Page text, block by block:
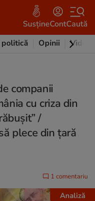
SusțineContCaută
politică Opinii Video
companii
cu criza din
/
plece din țară
1 comentariu
Analiză